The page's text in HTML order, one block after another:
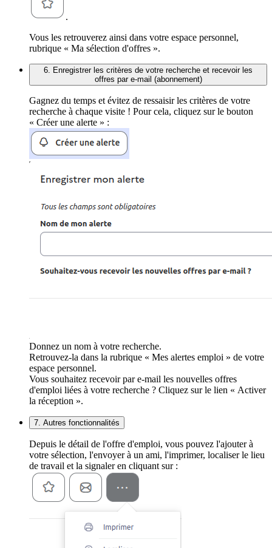
.
Vous les retrouverez ainsi dans votre espace personnel,
rubrique « Ma sélection d'offres ».
6. Enregistrer les critères de votre recherche et recevoir les
offres par e-mail (abonnement)
Gagnez du temps et évitez de ressaisir les critères de votre
recherche à chaque visite ! Pour cela, cliquez sur le bouton
« Créer une alerte » :
Donnez un nom à votre recherche.
Retrouvez-la dans la rubrique « Mes alertes emploi » de votre
espace personnel.
Vous souhaitez recevoir par e-mail les nouvelles offres
d'emploi liées à votre recherche ? Cliquez sur le lien « Activer
la réception ».
7. Autres fonctionnalités
Depuis le détail de l'offre d'emploi, vous pouvez l'ajouter à
votre sélection, l'envoyer à un ami, l'imprimer, localiser le lieu
de travail et la signaler en cliquant sur :